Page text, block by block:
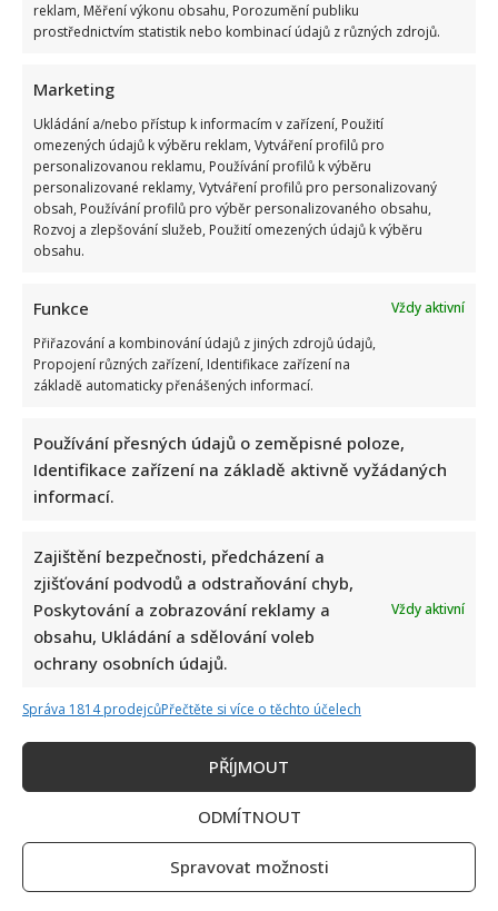
reklam, Měření výkonu obsahu, Porozumění publiku
prostřednictvím statistik nebo kombinací údajů z různých zdrojů.
Marketing
Ukládání a/nebo přístup k informacím v zařízení, Použití
omezených údajů k výběru reklam, Vytváření profilů pro
personalizovanou reklamu, Používání profilů k výběru
personalizované reklamy, Vytváření profilů pro personalizovaný
obsah, Používání profilů pro výběr personalizovaného obsahu,
Rozvoj a zlepšování služeb, Použití omezených údajů k výběru
obsahu.
Funkce
Vždy aktivní
Přiřazování a kombinování údajů z jiných zdrojů údajů,
Propojení různých zařízení, Identifikace zařízení na
základě automaticky přenášených informací.
Používání přesných údajů o zeměpisné poloze,
Identifikace zařízení na základě aktivně vyžádaných
informací.
Zajištění bezpečnosti, předcházení a
zjišťování podvodů a odstraňování chyb,
Poskytování a zobrazování reklamy a
obsahu, Ukládání a sdělování voleb
ochrany osobních údajů.
Vždy aktivní
Správa 1814 prodejcůPřečtěte si více o těchto účelech
PŘÍJMOUT
ODMÍTNOUT
Spravovat možnosti
Stačila jedna fotka z dovolené, aby se na Babiše snesla další
kritika: Lidé spekulují, kde se koupe
odhalí, kdo by se tehdy domluvil
Dagmar Pecková pod palbou kritiky: Mračková Vildumetzová
jí vytkla natáčení se při řízení a ptá se, zda je to v pořádku
Poslední chvíle Ivety Bartošové: Maminka z telefonátu
cítila zlepšení, poté přišla nejtvrdší rána